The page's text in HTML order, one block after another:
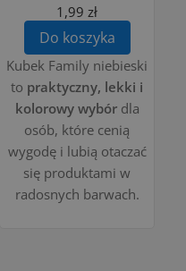
1,99 zł
Do koszyka
Kubek Family niebieski
to praktyczny, lekki i
kolorowy wybórdla
osób, które cenią
wygodę i lubią otaczać
się produktami w
radosnych barwach.